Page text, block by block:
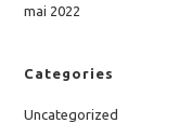
mai 2022
Categories
Uncategorized